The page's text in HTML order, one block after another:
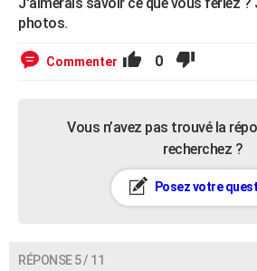
photos.
Commenter 0
Vous n’avez pas trouvé la
recherchez ?
Posez votre
RÉPONSE 5 / 11